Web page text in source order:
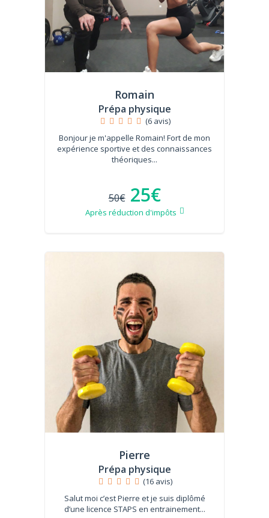
Romain
Prépa physique
(6 avis)
Bonjour je m'appelle Romain! Fort de mon
expérience sportive et des connaissances
théoriques...
50€ 25€
Après réduction d'impôts
Pierre
Prépa physique
(16 avis)
Salut moi c’est Pierre et je suis diplômé
d’une licence STAPS en entrainement...